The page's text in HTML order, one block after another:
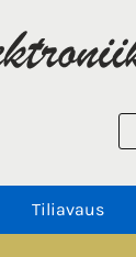
Tiliavaus